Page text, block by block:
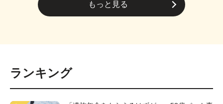
もっと見る
ランキング